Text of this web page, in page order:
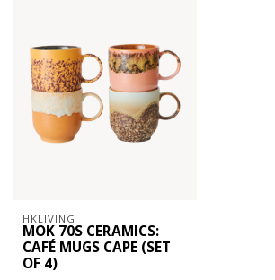
HKLIVING
MOK 70S CERAMICS:
CAFÉ MUGS CAPE (SET
OF 4)